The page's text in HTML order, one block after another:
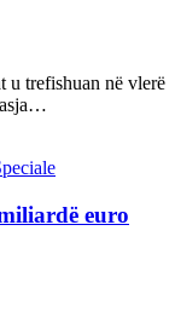
u trefishuan në vlerë
euro